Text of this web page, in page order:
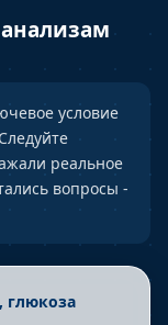
условие
реальное
вопросы -
глюкоза